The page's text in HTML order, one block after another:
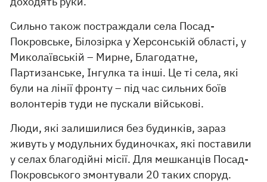
Сильно також постраждали села Посад-
Покровське, Білозірка у Херсонській області, у
Миколаївській – Мирне, Благодатне,
Партизанське, Інгулка та інші. Це ті села, які
були на лінії фронту – під час сильних боїв
волонтерів туди не пускали військові.
Люди, які залишилися без будинків, зараз
живуть у модульних будиночках, які поставили
у селах благодійні місії. Для мешканців Посад-
Покровського змонтували 20 таких споруд.